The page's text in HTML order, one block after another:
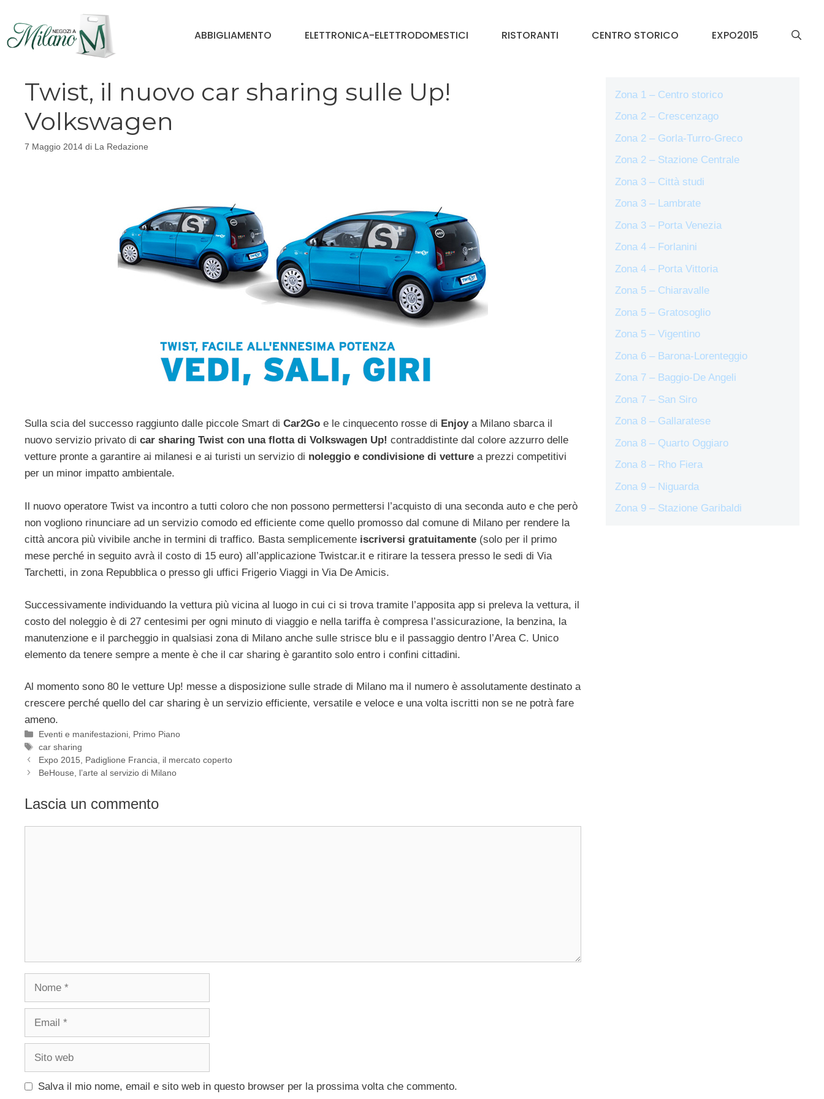
contenuto
ABBIGLIAMENTO ELETTRONICA-ELETTRODOMESTICI RISTORANTI CENTRO STORICO EXPO2015
Twist, il nuovo car sharing sulle Up!
Volkswagen
7 Maggio 2014 di La Redazione
Sulla scia del successo raggiunto dalle piccole Smart di Car2Go e le cinquecento rosse di Enjoya Milano sbarca il
nuovo servizio privato di car sharing Twist con una flotta di Volkswagen Up! contraddistinte dal colore azzurro delle
vetture pronte a garantire ai milanesi e ai turisti un servizio di noleggio e condivisione di vetture a prezzi competitivi
per un minor impatto ambientale.
Il nuovo operatore Twist va incontro a tutti coloro che non possono permettersi l’acquisto di una seconda auto e che però
non vogliono rinunciare ad un servizio comodo ed efficiente come quello promosso dal comune di Milano per rendere la
città ancora più vivibile anche in termini di traffico. Basta semplicemente iscriversi gratuitamente (solo per il primo
mese perché in seguito avrà il costo di 15 euro) all’applicazione Twistcar.it e ritirare la tessera presso le sedi di Via
Tarchetti, in zona Repubblica o presso gli uffici Frigerio Viaggi in Via De Amicis.
Successivamente individuando la vettura più vicina al luogo in cui ci si trova tramite l’apposita app si preleva la vettura, il
costo del noleggio è di 27 centesimi per ogni minuto di viaggio e nella tariffa è compresa l’assicurazione, la benzina, la
manutenzione e il parcheggio in qualsiasi zona di Milano anche sulle strisce blu e il passaggio dentro l’Area C. Unico
elemento da tenere sempre a mente è che il car sharing è garantito solo entro i confini cittadini.
Al momento sono 80 le vetture Up! messe a disposizione sulle strade di Milano ma il numero è assolutamente destinato a
crescere perché quello del car sharing è un servizio efficiente, versatile e veloce e una volta iscritti non se ne potrà fare
ameno.
Categorie
Eventi e manifestazioni Primo Piano
Tag
car sharing
Expo 2015, Padiglione Francia, il mercato coperto
BeHouse, l’arte al servizio di Milano
Lascia un commento
Salva il mio nome, email e sito web in questo browser per la prossima volta che commento.
Zona 1 – Centro storico
Zona 2 – Crescenzago
Zona 2 – Gorla-Turro-Greco
Zona 2 – Stazione Centrale
Zona 3 – Città studi
Zona 3 – Lambrate
Zona 3 – Porta Venezia
Zona 4 – Forlanini
Zona 4 – Porta Vittoria
Zona 5 – Chiaravalle
Zona 5 – Gratosoglio
Zona 5 – Vigentino
Zona 6 – Barona-Lorenteggio
Zona 7 – Baggio-De Angeli
Zona 7 – San Siro
Zona 8 – Gallaratese
Zona 8 – Quarto Oggiaro
Zona 8 – Rho Fiera
Zona 9 – Niguarda
Zona 9 – Stazione Garibaldi